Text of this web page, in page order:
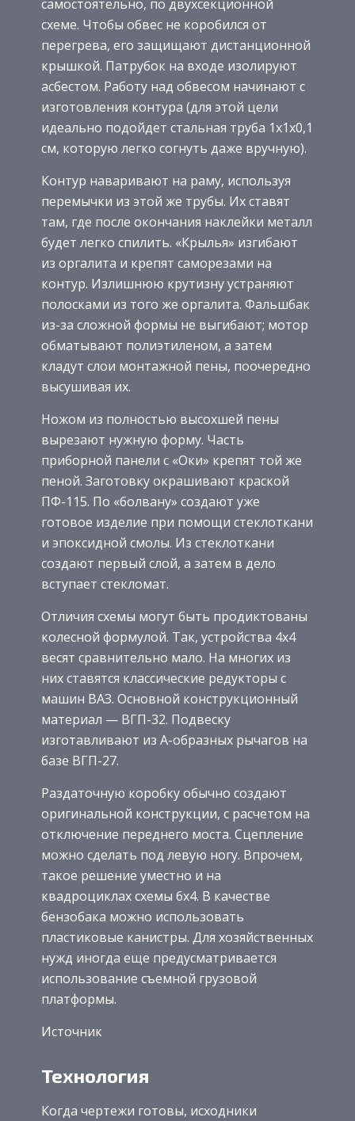
самостоятельно, по двухсекционной
схеме. Чтобы обвес не коробился от
перегрева, его защищают дистанционной
крышкой. Патрубок на входе изолируют
асбестом. Работу над обвесом начинают с
изготовления контура (для этой цели
идеально подойдет стальная труба 1х1х0,1
см, которую легко согнуть даже вручную).
Контур наваривают на раму, используя
перемычки из этой же трубы. Их ставят
там, где после окончания наклейки металл
будет легко спилить. «Крылья» изгибают
из оргалита и крепят саморезами на
контур. Излишнюю крутизну устраняют
полосками из того же оргалита. Фальшбак
из-за сложной формы не выгибают; мотор
обматывают полиэтиленом, а затем
кладут слои монтажной пены, поочередно
высушивая их.
Ножом из полностью высохшей пены
вырезают нужную форму. Часть
приборной панели с «Оки» крепят той же
пеной. Заготовку окрашивают краской
ПФ-115. По «болвану» создают уже
готовое изделие при помощи стеклоткани
и эпоксидной смолы. Из стеклоткани
создают первый слой, а затем в дело
вступает стекломат.
Отличия схемы могут быть продиктованы
колесной формулой. Так, устройства 4х4
весят сравнительно мало. На многих из
них ставятся классические редукторы с
машин ВАЗ. Основной конструкционный
материал — ВГП-32. Подвеску
изготавливают из А-образных рычагов на
базе ВГП-27.
Раздаточную коробку обычно создают
оригинальной конструкции, с расчетом на
отключение переднего моста. Сцепление
можно сделать под левую ногу. Впрочем,
такое решение уместно и на
квадроциклах схемы 6х4. В качестве
бензобака можно использовать
пластиковые канистры. Для хозяйственных
нужд иногда еще предусматривается
использование съемной грузовой
платформы.
Источник
Технология
Когда чертежи готовы, исходники